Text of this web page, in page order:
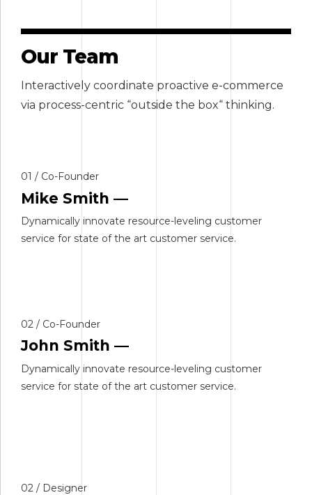
Our Team
Interactively coordinate proactive e-commerce
via process-centric “outside the box“ thinking.
01 / Co-Founder
Mike Smith —
Dynamically innovate resource-leveling customer
service for state of the art customer service.
02 / Co-Founder
John Smith —
Dynamically innovate resource-leveling customer
service for state of the art customer service.
02 / Designer